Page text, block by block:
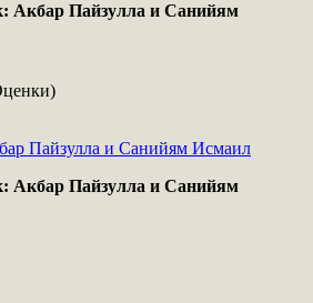
Акбар Пайзулла и Санийям
Акбар Пайзулла и Санийям